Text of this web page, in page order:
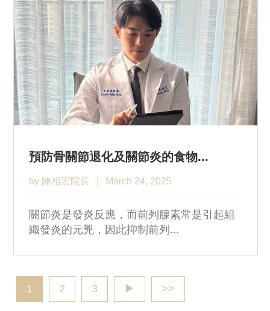
預防骨關節退化及關節炎的食物...
by 陳相宏院長 March 24, 2025
關節炎是發炎反應，而前列腺素常是引起組
織發炎的元兇，因此抑制前列...
1 2 3 ▶ >>